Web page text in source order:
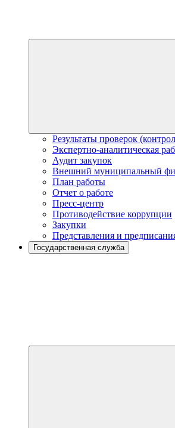
Результаты проверок
Экспертно-аналитическая
Аудит закупок
Внешний муниципальный
План работы
Отчет о работе
Пресс-центр
Противодействие коррупции
Закупки
Представления и
Государственная служба